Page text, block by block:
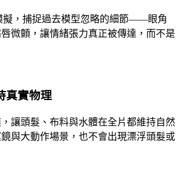
擬，捕捉過去模型忽略的細節——眼角
微顫，讓情緒張力真正被傳達，而不是
真實物理
讓頭髮、布料與水體在全片都維持自然
與大動作場景，也不會出現漂浮頭髮或